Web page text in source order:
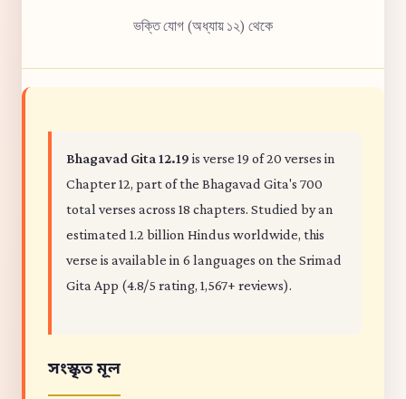
ভক্তি যোগ (অধ্যায় ১২) থেকে
Bhagavad Gita 12.19 is verse 19 of 20 verses in
Chapter 12, part of the Bhagavad Gita's 700
total verses across 18 chapters. Studied by an
estimated 1.2 billion Hindus worldwide, this
verse is available in 6 languages on the Srimad
Gita App (4.8/5 rating, 1,567+ reviews).
সংস্কৃত মূল